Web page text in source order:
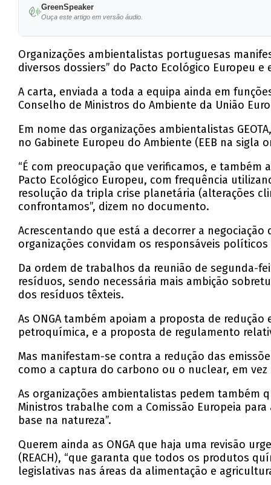
GreenSpeaker
Ouça este artigo em versão áudio.
Organizações ambientalistas portuguesas
diversos dossiers” do Pacto Ecológico Europeu
A carta, enviada a toda a equipa ainda em
Conselho de Ministros do Ambiente da União
Em nome das organizações ambientalistas
no Gabinete Europeu do Ambiente (EEB na
“É com preocupação que verificamos, e
Pacto Ecológico Europeu, com frequência
resolução da tripla crise planetária (alterações
confrontamos”, dizem no documento.
Acrescentando que está a decorrer a
organizações convidam os responsáveis
Da ordem de trabalhos da reunião de segunda-
resíduos, sendo necessária mais ambição
dos resíduos têxteis.
As ONGA também apoiam a proposta de
petroquímica, e a proposta de regulamento
Mas manifestam-se contra a redução das
como a captura do carbono ou o nuclear, em
As organizações ambientalistas pedem também
Ministros trabalhe com a Comissão Europeia
base na natureza”.
Querem ainda as ONGA que haja uma revisão
(REACH), “que garanta que todos os produtos
legislativas nas áreas da alimentação e